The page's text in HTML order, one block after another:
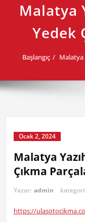
Malatya
Yedek
Başlangıç Malatya
Ocak 2, 2024
Malatya
Çıkma
Yazar: admin
https://